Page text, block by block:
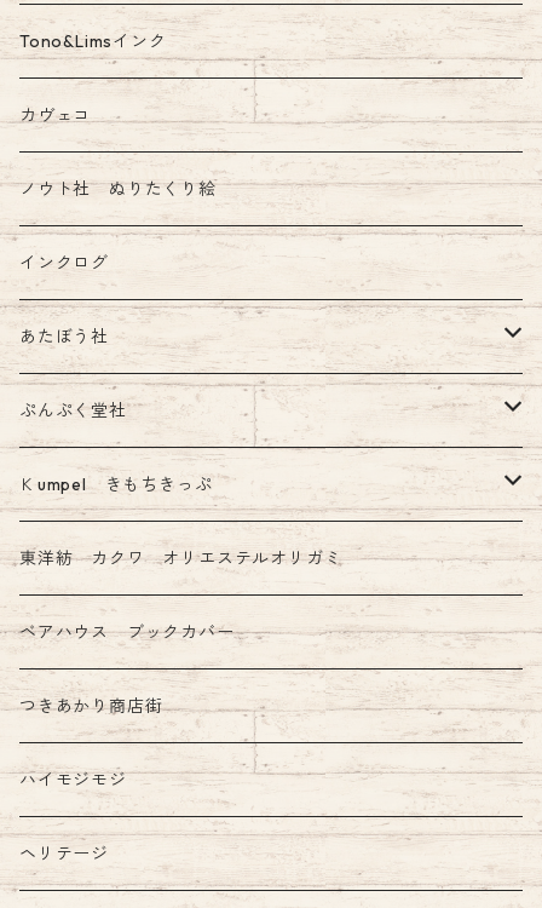
ガラスペン
Tono&Limsコラボインク
Tono&Limsインク
カヴェコ
ノウト社 ぬりたくり絵
インクログ
あたぼう社
飾り原稿用紙
その他 あたぼう社製品
ぷんぷく堂社
限定 mizutama+ぷんぷく堂コラボ商品
Ｋumpel きもちきっぷ
きもちふせん
東洋紡 カクワ オリエステルオリガミ
ベアハウス ブックカバー
つきあかり商店街
ハイモジモジ
ヘリテージ